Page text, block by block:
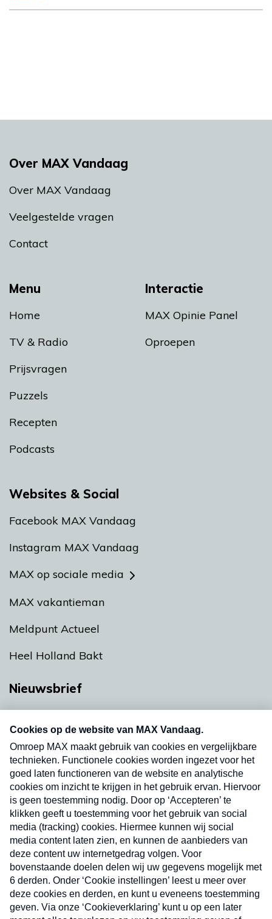
Menu
Home
TV & Radio
Prijsvragen
Puzzels
Recepten
Podcasts
Interactie
MAX Opinie Panel
Oproepen
Over MAX Vandaag
Over MAX Vandaag
Veelgestelde vragen
Contact
Websites & Social
Facebook MAX Vandaag
Instagram MAX Vandaag
MAX op sociale media
MAX vakantieman
Meldpunt Actueel
Heel Holland Bakt
Nieuwsbrief
nieuwsbrief. Elke vrijdag- en dinsdagochtend in
uw mailbox.
Verzend
Nieuwsbrief
Neem hier een gratis abonnement op onze